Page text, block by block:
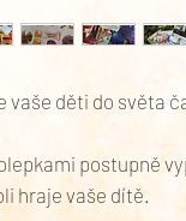
děti do světa
postupně
hraje vaše dítě.